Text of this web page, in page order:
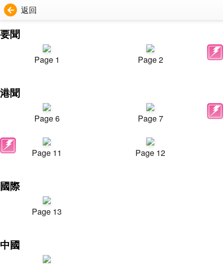
返回
要聞
Page 1 Page 2
港聞
Page 6 Page 7
Page 11 Page 12
國際
Page 13
中國